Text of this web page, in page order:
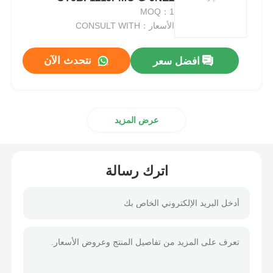
نظام على رقاقة
MOQ：1
الأسعار：CONSULT WITH
افضل سعر نتحدث الآن
عرض المزيد
اترك رسالة